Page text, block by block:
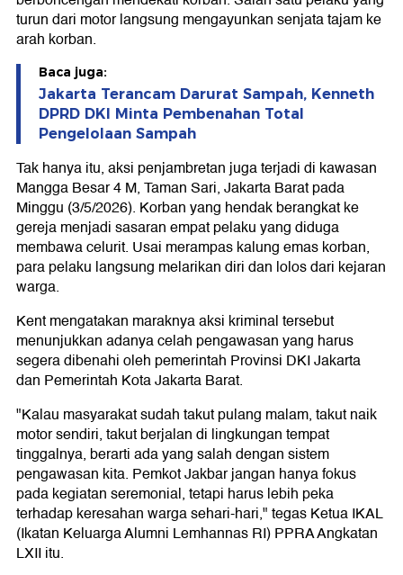
turun dari motor langsung mengayunkan senjata tajam ke
arah korban.
Baca juga:
Jakarta Terancam Darurat Sampah, Kenneth
DPRD DKI Minta Pembenahan Total
Pengelolaan Sampah
Tak hanya itu, aksi penjambretan juga terjadi di kawasan
Mangga Besar 4 M, Taman Sari, Jakarta Barat pada
Minggu (3/5/2026). Korban yang hendak berangkat ke
gereja menjadi sasaran empat pelaku yang diduga
membawa celurit. Usai merampas kalung emas korban,
para pelaku langsung melarikan diri dan lolos dari kejaran
warga.
Kent mengatakan maraknya aksi kriminal tersebut
menunjukkan adanya celah pengawasan yang harus
segera dibenahi oleh pemerintah Provinsi DKI Jakarta
dan Pemerintah Kota Jakarta Barat.
"Kalau masyarakat sudah takut pulang malam, takut naik
motor sendiri, takut berjalan di lingkungan tempat
tinggalnya, berarti ada yang salah dengan sistem
pengawasan kita. Pemkot Jakbar jangan hanya fokus
pada kegiatan seremonial, tetapi harus lebih peka
terhadap keresahan warga sehari-hari," tegas Ketua IKAL
(Ikatan Keluarga Alumni Lemhannas RI) PPRA Angkatan
LXII itu.